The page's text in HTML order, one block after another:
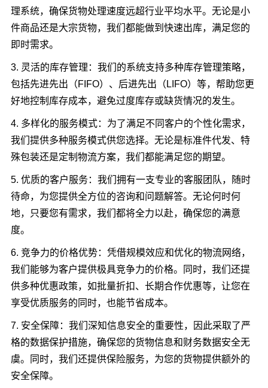
理系统，确保货物处理速度远超行业平均水平。无论是小
件商品还是大宗货物，我们都能做到快速出库，满足您的
即时需求。
3. 灵活的库存管理：我们的系统支持多种库存管理策略，
包括先进先出（FIFO）、后进先出（LIFO）等，帮助您更
好地控制库存成本，避免过度库存或缺货情况的发生。
4. 多样化的服务模式：为了满足不同客户的个性化需求，
我们提供多种服务模式供您选择。无论是标准件代发、特
殊包装还是定制物流方案，我们都能满足您的期望。
5. 优质的客户服务：我们拥有一支专业的客服团队，随时
待命，为您提供全方位的咨询和问题解答。无论何时何
地，只要您有需求，我们都将全力以赴，确保您的满意
度。
6. 竞争力的价格优势：凭借规模效应和优化的物流网络，
我们能够为客户提供极具竞争力的价格。同时，我们还提
供多种优惠政策，如批量折扣、长期合作优惠等，让您在
享受优质服务的同时，也能节省成本。
7. 安全保障：我们深知信息安全的重要性，因此采取了严
格的数据保护措施，确保您的货物信息和财务数据安全无
虞。同时，我们还提供保险服务，为您的货物提供额外的
安全保障。